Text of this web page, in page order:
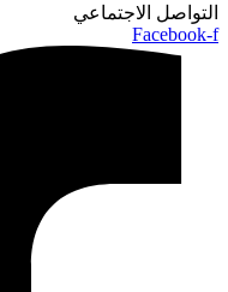
التواصل الاجتماعي
Facebook-f